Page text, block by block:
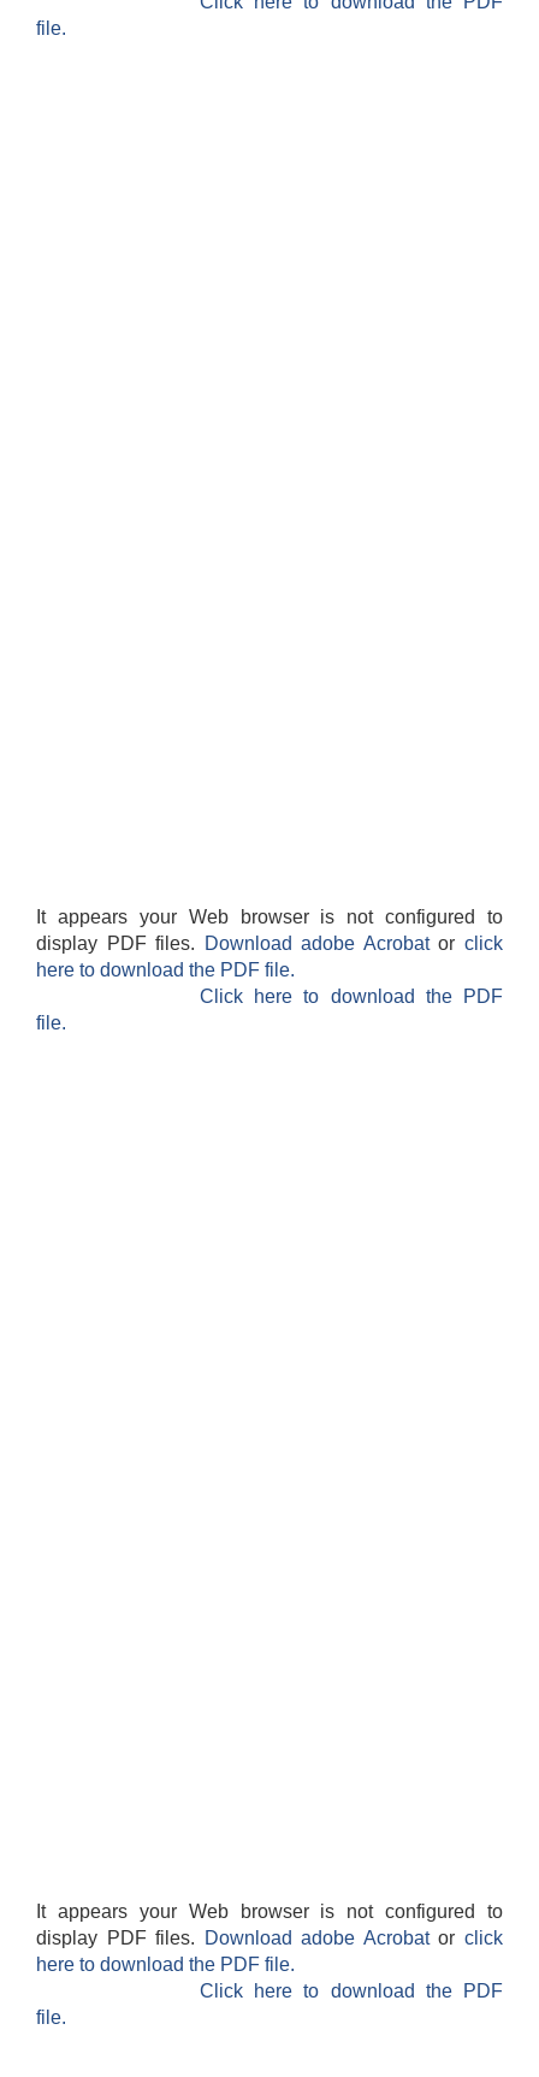
file.
It appears your Web browser is not configured to
display PDF files.
Download adobe Acrobatorclick
here to download the PDF file.
Click here to download the PDF
file.
It appears your Web browser is not configured to
display PDF files.
Download adobe Acrobatorclick
here to download the PDF file.
Click here to download the PDF
file.